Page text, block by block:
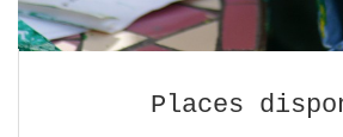
Places